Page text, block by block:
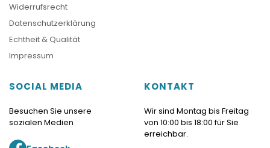
Widerrufsrecht
Datenschutzerklärung
Echtheit & Qualität
Impressum
SOCIAL MEDIA
Besuchen Sie unsere
sozialen Medien
KONTAKT
Wir sind Montag bis Freitag
von 10:00 bis 18:00 für Sie
erreichbar.